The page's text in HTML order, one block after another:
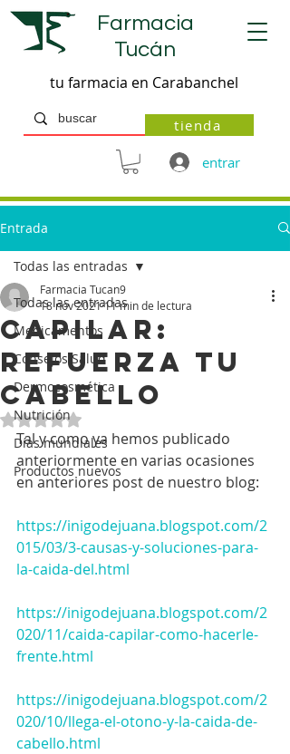
entrar
Farmacia
Tucán
tu farmacia en Carabanchel
tienda
Entrada
Todas las entradas
Medicamentos
Consejos Salud
Dermocosmética
Nutrición
Días mundiales
Productos nuevos
Todas las entradas
Capilar:
refuerza tu
cabello
Farmacia Tucan9
18 nov 202111 min de lectura
Obtuvo NaN de 5 estrellas.
Tal y como ya hemos publicado
anteriormente en varias ocasiones
en anteriores post de nuestro blog:
https://inigodejuana.blogspot.com/2
015/03/3-causas-y-soluciones-para-
la-caida-del.html
https://inigodejuana.blogspot.com/2
020/11/caida-capilar-como-hacerle-
frente.html
https://inigodejuana.blogspot.com/2
020/10/llega-el-otono-y-la-caida-de-
cabello.html